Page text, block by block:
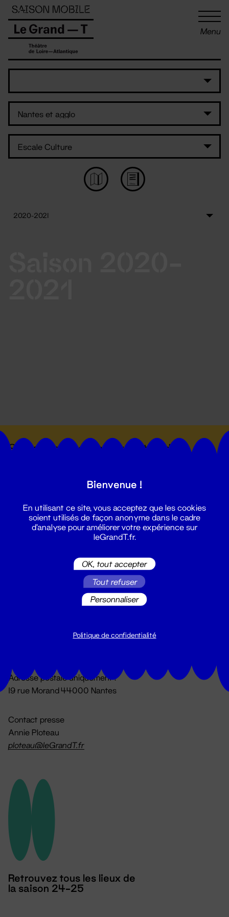
Menu
Suivez toutes les actualités du
Du lundi au vendredi 14h → 18h
Adresse postale uniquement :
19 rue Morand 44000 Nantes
Contact presse
Annie Ploteau
ploteau@leGrandT.fr
Retrouvez tous les lieux de
la saison 24-25
Panneau de gestion des cookies
Bienvenue !
En utilisant ce site, vous acceptez que les cookies
soient utilisés de façon anonyme dans le cadre
d'analyse pour améliorer votre expérience sur
leGrandT.fr.
OK, tout accepter
Tout refuser
Personnaliser
Politique de confidentialité